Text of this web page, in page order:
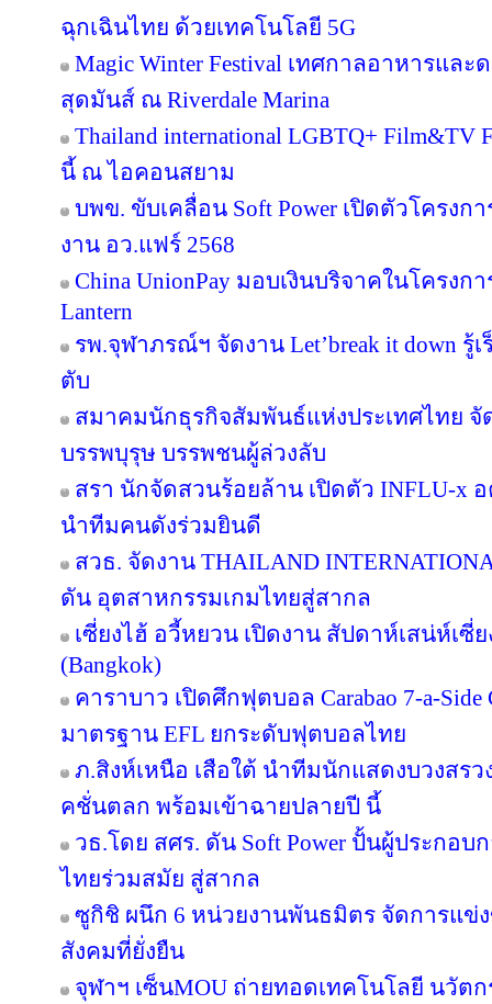
ฉุกเฉินไทย ด้วยเทคโนโลยี 5G
Magic Winter Festival เทศกาลอาหารแ
สุดมันส์ ณ Riverdale Marina
Thailand international LGBTQ+ Film&TV
นี้ ณ ไอคอนสยาม
บพข. ขับเคลื่อน Soft Power เปิดตัวโครง
งาน อว.แฟร์ 2568
China UnionPay มอบเงินบริจาคในโครงกา
Lantern
รพ.จุฬาภรณ์ฯ จัดงาน Let’break it down รู้
ตับ
สมาคมนักธุรกิจสัมพันธ์แห่งประเทศไทย
บรรพบุรุษ บรรพชนผู้ล่วงลับ
สรา นักจัดสวนร้อยล้าน เปิดตัว INFLU-x
นำทีมคนดังร่วมยินดี
สวธ. จัดงาน THAILAND
ดัน อุตสาหกรรมเกมไทยสู่สากล
เซี่ยงไฮ้ อวี้หยวน เปิดงาน สัปดาห์เสน่ห์เซี่ย
(Bangkok)
คาราบาว เปิดศึกฟุตบอล Carabao 7-a-
มาตรฐาน EFL ยกระดับฟุตบอลไทย
ภ.สิงห์เหนือ เสือใต้ นำทีมนักแสดงบวงสร
คชั่นตลก พร้อมเข้าฉายปลายปี นี้
วธ.โดย สศร. ดัน Soft Power ปั้นผู้ประกอ
ไทยร่วมสมัย สู่สากล
ซูกิชิ ผนึก 6 หน่วยงานพันธมิตร จัดการแ
สังคมที่ยั่งยืน
จุฬาฯ เซ็นMOU ถ่ายทอดเทคโนโลยี นวัต